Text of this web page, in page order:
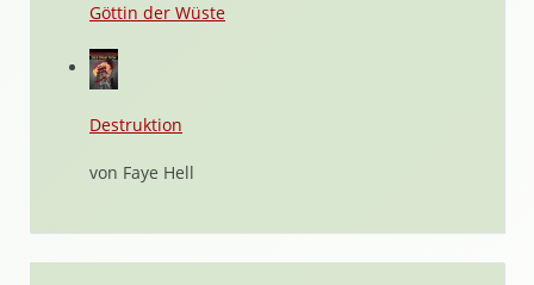
Göttin der Wüste
Destruktion
von Faye Hell